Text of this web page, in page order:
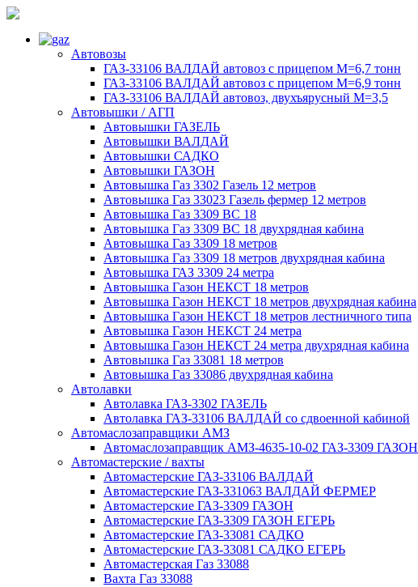
Автовозы
ГАЗ-33106 ВАЛДАЙ автовоз с прицепом М=6,7 тонн
ГАЗ-33106 ВАЛДАЙ автовоз с прицепом М=6,9 тонн
ГАЗ-33106 ВАЛДАЙ автовоз, двухъярусный М=3,5
Автовышки / АГП
Автовышки ГАЗЕЛЬ
Автовышки ВАЛДАЙ
Автовышки САДКО
Автовышки ГАЗОН
Автовышка Газ 3302 Газель 12 метров
Автовышка Газ 33023 Газель фермер 12 метров
Автовышка Газ 3309 ВС 18
Автовышка Газ 3309 ВС 18 двухрядная кабина
Автовышка Газ 3309 18 метров
Автовышка Газ 3309 18 метров двухрядная кабина
Автовышка ГАЗ 3309 24 метра
Автовышка Газон НЕКСТ 18 метров
Автовышка Газон НЕКСТ 18 метров двухрядная кабина
Автовышка Газон НЕКСТ 18 метров лестничного типа
Автовышка Газон НЕКСТ 24 метра
Автовышка Газон НЕКСТ 24 метра двухрядная кабина
Автовышка Газ 33081 18 метров
Автовышка Газ 33086 двухрядная кабина
Автолавки
Автолавка ГАЗ-3302 ГАЗЕЛЬ
Автолавка ГАЗ-33106 ВАЛДАЙ со сдвоенной кабиной
Автомаслозаправщики АМЗ
Автомаслозаправщик АМЗ-4635-10-02 ГАЗ-3309 ГАЗОН
Автомастерские / вахты
Автомастерские ГАЗ-33106 ВАЛДАЙ
Автомастерские ГАЗ-331063 ВАЛДАЙ ФЕРМЕР
Автомастерские ГАЗ-3309 ГАЗОН
Автомастерские ГАЗ-3309 ГАЗОН ЕГЕРЬ
Автомастерские ГАЗ-33081 САДКО
Автомастерские ГАЗ-33081 САДКО ЕГЕРЬ
Автомастерская Газ 33088
Вахта Газ 33088